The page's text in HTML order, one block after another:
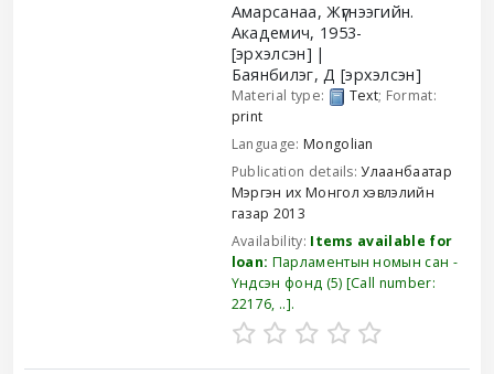
Амарсанаа, Жүгнээгийн.
Академич, 1953-
[эрхэлсэн]
Баянбилэг, Д [эрхэлсэн]
Material type: Text; Format:
print
Language: Mongolian
Publication details:Улаанбаатар
Мэргэн их Монгол хэвлэлийн
газар 2013
Availability: Items available for
loan: Парламентын номын сан -
Үндсэн фонд (5) Call number:
22176, .. .